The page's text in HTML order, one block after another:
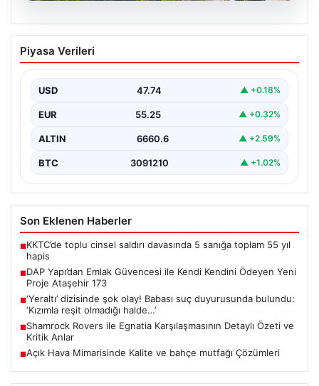
DAP Yapı’dan Emlak Güvencesi ile Kendi
Kendini Ödeyen Yeni Proje Ataşehir 173
çeken DAP Gayrimenkul Geliştirme, müşterilerine
sunduğu yeni yaşam modeliyle…
Piyasa Verileri
USD 47.74 ▲ +0.18%
EUR 55.25 ▲ +0.32%
ALTIN 6660.6 ▲ +2.59%
BTC 3091210 ▲ +1.02%
Son Eklenen Haberler
■KKTC’de toplu cinsel saldırı davasında 5 sanığa toplam 55 yıl
hapis
■DAP Yapı’dan Emlak Güvencesi ile Kendi Kendini Ödeyen Yeni
Proje Ataşehir 173
■‘Yeraltı’ dizisinde şok olay! Babası suç duyurusunda bulundu:
‘Kızımla reşit olmadığı halde…’
■Shamrock Rovers ile Egnatia Karşılaşmasının Detaylı Özeti ve
Kritik Anlar
■Açık Hava Mimarisinde Kalite ve bahçe mutfağı Çözümleri